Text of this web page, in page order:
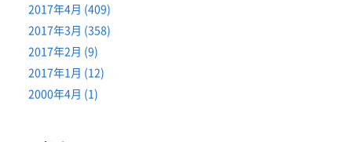
2017年4月 (409)
2017年3月 (358)
2017年2月 (9)
2017年1月 (12)
2000年4月 (1)